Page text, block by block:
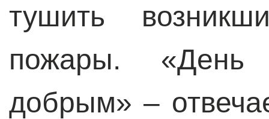
тушить
пожары.
добрым» –